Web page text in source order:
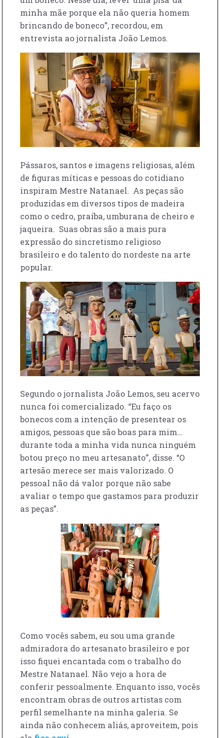
minha mãe porque ela não queria homem
brincando de boneco”, recordou, em
entrevista ao jornalista João Lemos.
Pássaros, santos e imagens religiosas, além
de figuras míticas e pessoas do cotidiano
inspiram Mestre Natanael. As peças são
produzidas em diversos tipos de madeira
como o cedro, praíba, umburana de cheiro e
jaqueira. Suas obras são a mais pura
expressão do sincretismo religioso
brasileiro e do talento do nordeste na arte
popular.
Segundo o jornalista João Lemos, seu acervo
nunca foi comercializado. “Eu faço os
bonecos com a intenção de presentear os
amigos, pessoas que são boas para mim…
durante toda a minha vida nunca ninguém
botou preço no meu artesanato”, disse. “O
artesão merece ser mais valorizado. O
pessoal não dá valor porque não sabe
avaliar o tempo que gastamos para produzir
as peças”.
Como vocês sabem, eu sou uma grande
admiradora do artesanato brasileiro e por
isso fiquei encantada com o trabalho do
Mestre Natanael. Não vejo a hora de
conferir pessoalmente. Enquanto isso, vocês
encontram obras de outros artistas com
perfil semelhante na minha galeria. Se
ainda não conhecem aliás, aproveitem, pois